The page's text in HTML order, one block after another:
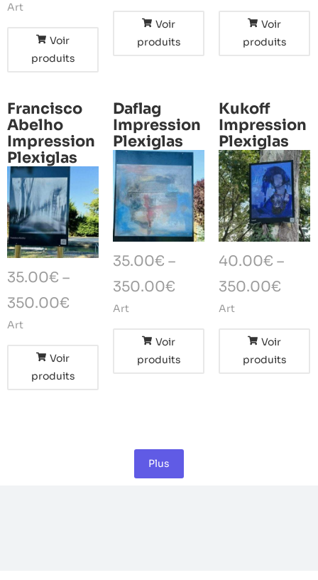
Art
Voir
produits
Voir
produits
Voir
produits
Francisco
Abelho
Impression
Plexiglas
35.00€ –
350.00€
Art
Voir
produits
Daflag
Impression
Plexiglas
35.00€ –
350.00€
Art
Voir
produits
Kukoff
Impression
Plexiglas
40.00€ –
350.00€
Art
Voir
produits
Plus